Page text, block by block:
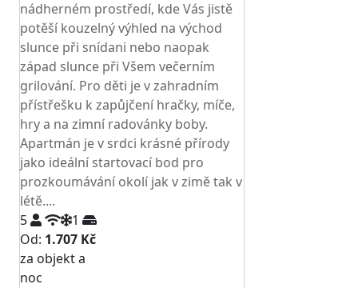
nádherném prostředí, kde Vás jistě
potěší kouzelný výhled na východ
slunce při snídani nebo naopak
západ slunce při Všem večerním
grilování. Pro děti je v zahradním
přístřešku k zapůjčení hračky, míče,
hry a na zimní radovánky boby.
Apartmán je v srdci krásné přírody
jako ideální startovací bod pro
prozkoumávání okolí jak v zimě tak v
létě....
5
1
Od: 1.707 Kč
za objekt a
noc